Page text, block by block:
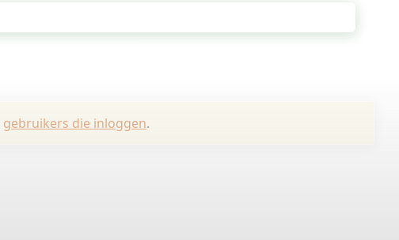
gebruikers die inloggen.